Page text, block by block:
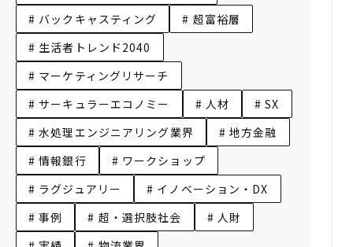
# バックキャスティング
# 超富裕層
# 生活者トレンド2040
# マーケティングリサーチ
# サーキュラーエコノミー
# 人材
# SX
# 水処理エンジニアリング業界
# 地方金融
# 情報銀行
# ワークショップ
# ラグジュアリー
# イノベーション・DX
# 事例
# 超・選択肢社会
# 人財